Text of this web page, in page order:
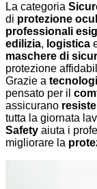
La categoria
di protezione
professionali
edilizia, logistica
maschere di
protezione
Grazie a
pensato per il
assicurano
tutta la giornata
Safety aiuta i
migliorare la